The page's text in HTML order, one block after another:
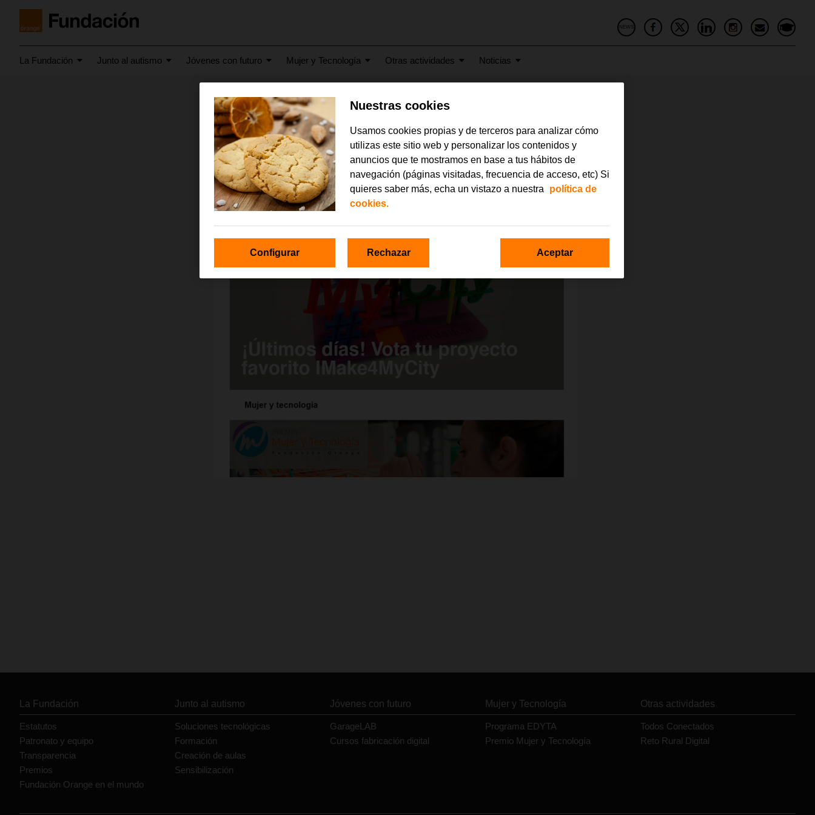
NEWS
La Fundación Junto al autismo Jóvenes con futuro Mujer y Tecnología Otras actividades Noticias
enero 2019
newsletter enero 2019
La Fundación
Estatutos
Patronato y equipo
Transparencia
Premios
Fundación Orange en el mundo
Junto al autismo
Soluciones tecnológicas
Formación
Creación de aulas
Sensibilización
Jóvenes con futuro
GarageLAB
Cursos fabricación digital
Mujer y Tecnología
Programa EDYTA
Premio Mujer y Tecnología
Otras actividades
Todos Conectados
Reto Rural Digital
Nuestras cookies
Usamos cookies propias y de terceros para analizar cómo
utilizas este sitio web y personalizar los contenidos y
anuncios que te mostramos en base a tus hábitos de
navegación (páginas visitadas, frecuencia de acceso, etc) Si
quieres saber más, echa un vistazo a nuestra
política de
cookies.
Configurar Rechazar Aceptar